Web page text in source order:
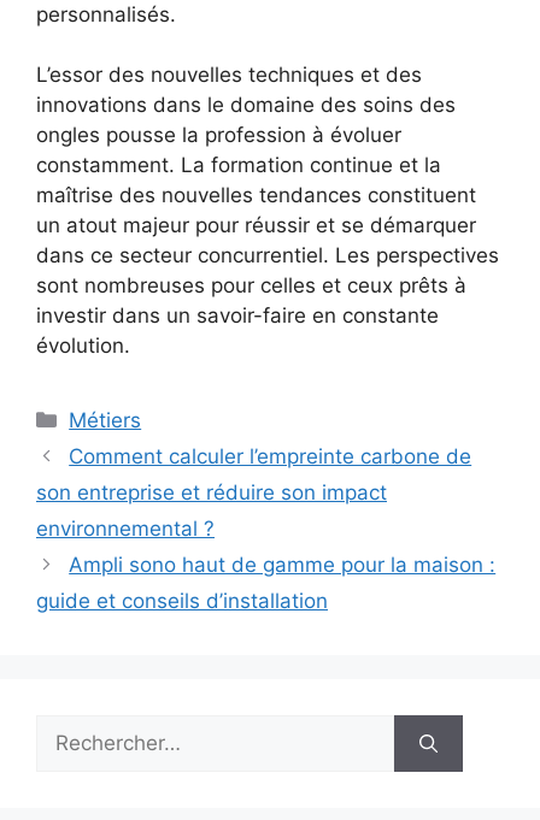
personnalisés.
L’essor des nouvelles techniques et des
innovations dans le domaine des soins des
ongles pousse la profession à évoluer
constamment. La formation continue et la
maîtrise des nouvelles tendances constituent
un atout majeur pour réussir et se démarquer
dans ce secteur concurrentiel. Les perspectives
sont nombreuses pour celles et ceux prêts à
investir dans un savoir-faire en constante
évolution.
Catégories
Métiers
Comment calculer l’empreinte carbone de
son entreprise et réduire son impact
environnemental ?
Ampli sono haut de gamme pour la maison :
guide et conseils d’installation
Rechercher :